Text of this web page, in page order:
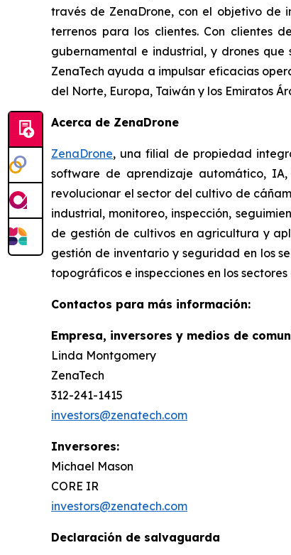
través de ZenaDrone, con el objetivo de
terrenos para los clientes. Con clientes
gubernamental e industrial, y drones
ZenaTech ayuda a impulsar eficacias
del Norte, Europa, Taiwán y los Emiratos
Acerca de ZenaDrone
ZenaDrone, una filial de propiedad
software de aprendizaje automático,
revolucionar el sector del cultivo de
industrial, monitoreo, inspección,
de gestión de cultivos en agricultura y
gestión de inventario y seguridad en los
topográficos e inspecciones en los
Contactos para más información:
Empresa, inversores y medios de
Linda Montgomery
ZenaTech
312-241-1415
investors@zenatech.com
Inversores:
Michael Mason
CORE IR
investors@zenatech.com
Declaración de salvaguarda